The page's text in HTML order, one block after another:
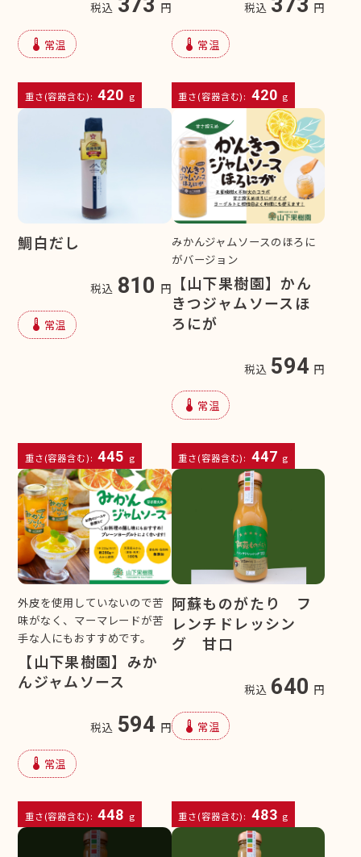
税込 373 円
device_thermostat 常温
重さ(容器含む): 420 g
税込 373 円
device_thermostat 常温
重さ(容器含む): 420 g
鯛白だし
税込 810 円
device_thermostat 常温
重さ(容器含む): 445 g
みかんジャムソースのほろに
がバージョン
【山下果樹園】かん
きつジャムソースほ
ろにが
税込 594 円
device_thermostat 常温
重さ(容器含む): 447 g
外皮を使用していないので苦
味がなく、マーマレードが苦
手な人にもおすすめです。
【山下果樹園】みか
んジャムソース
税込 594 円
device_thermostat 常温
重さ(容器含む): 448 g
阿蘇ものがたり フ
レンチドレッシン
グ 甘口
税込 640 円
device_thermostat 常温
重さ(容器含む): 483 g